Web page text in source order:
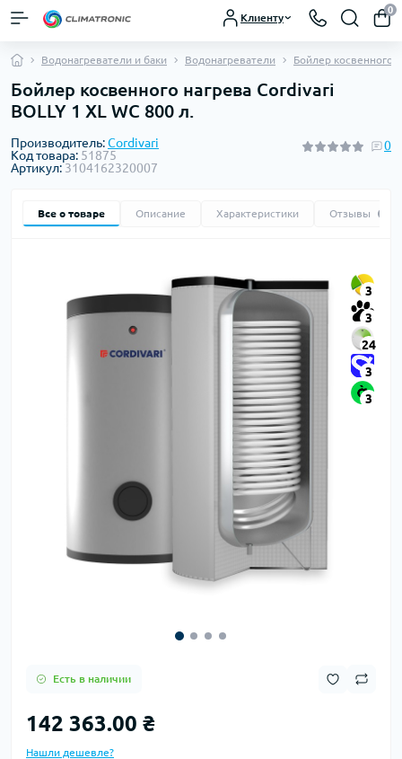
Клиенту
0
Водонагреватели и баки Водонагреватели Бойлер косвенного
Бойлер косвенного нагрева Cordivari
BOLLY 1 XL WС 800 л.
Производитель:Cordivari
Код товара: 51875
Артикул: 3104162320007
0
Все о товаре Описание Характеристики Отзывы
3
3
24
3
3
Есть в наличии
142 363.00 ₴
Нашли дешевле?